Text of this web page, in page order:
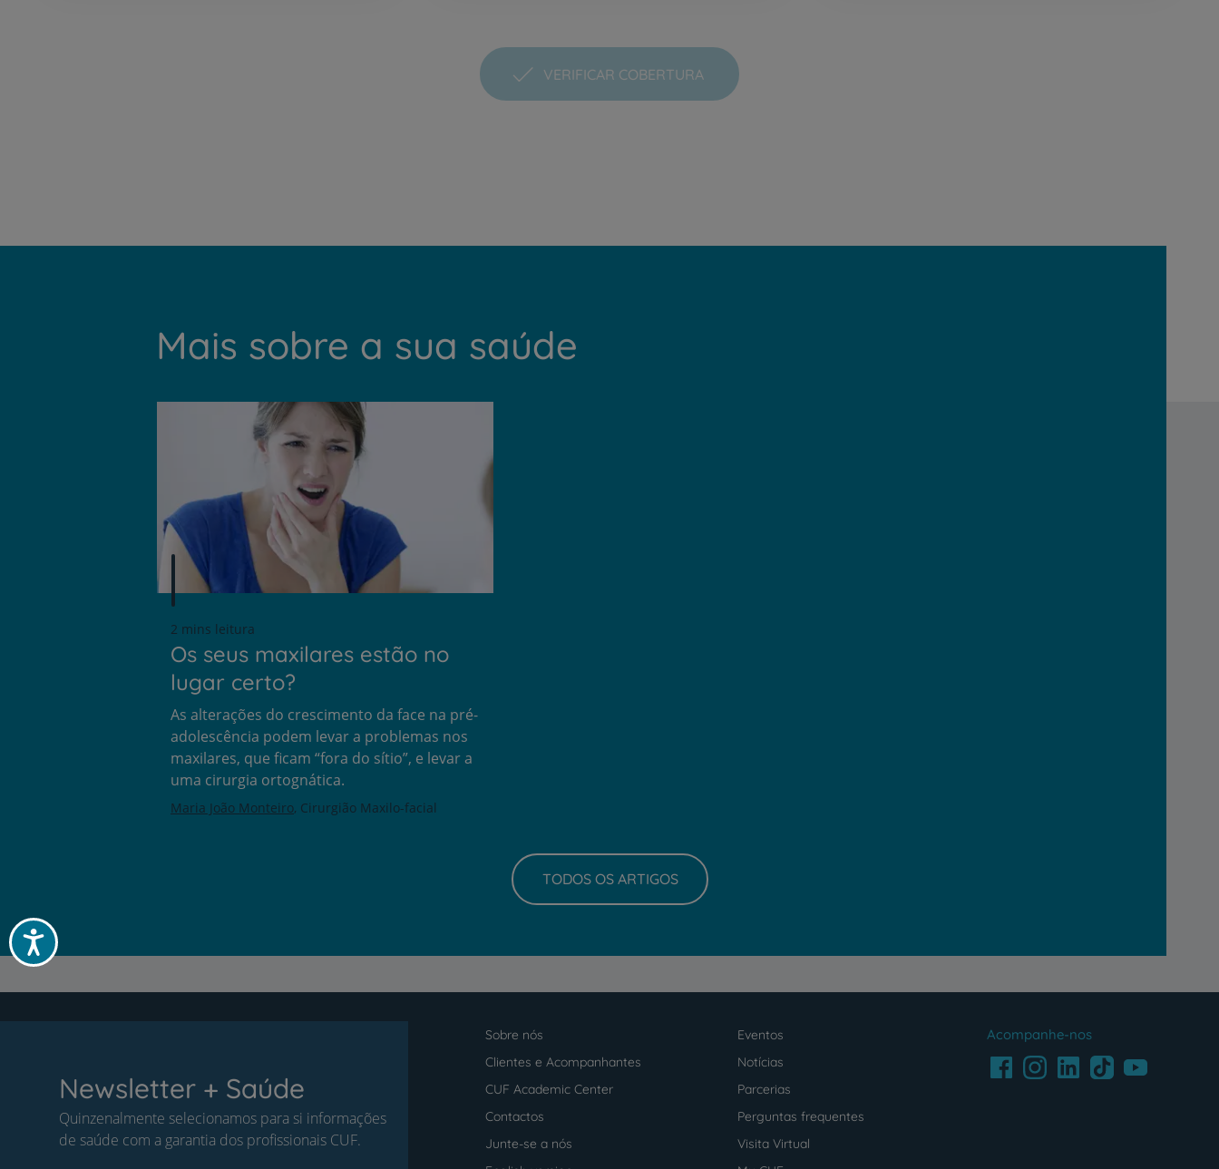
Acessibilidade
VERIFICAR COBERTURA
Mais sobre a sua saúde
2 mins leitura
Os seus maxilares estão no
lugar certo?
As alterações do crescimento da face na pré-
adolescência podem levar a problemas nos
maxilares, que ficam “fora do sítio”, e levar a
uma cirurgia ortognática.
Maria João Monteiro Cirurgião Maxilo-facial
TODOS OS ARTIGOS
Newsletter + Saúde
Quinzenalmente selecionamos para si informações
de saúde com a garantia dos profissionais CUF.
footer
Sobre nós
Eventos
Clientes e Acompanhantes
Notícias
CUF Academic Center
Parcerias
Contactos
Perguntas frequentes
Junte-se a nós
Visita Virtual
Acompanhe-nos
FacebookInstagramLinkedInTikTokYoutube